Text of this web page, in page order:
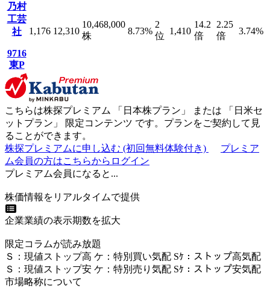
乃村
工芸
社
9716
東P
1,176 12,310
10,468,000
株
8.73%
2
位 1,410
14.2
倍
2.25
倍
3.74%
こちらは株探プレミアム 「 日本株プラン 」 または 「 日米セ
ットプラン 」 限定コンテンツ です。プランをご契約して見
ることができます。
株探プレミアムに申し込む (初回無料体験付き)
プレミア
ム会員の方はこちらからログイン
プレミアム会員になると...
株価情報をリアルタイムで提供
企業業績の表示期数を拡大
限定コラムが読み放題
Ｓ ： 現値ストップ高 ケ ： 特別買い気配 Sｹ ： ストップ高気配
Ｓ ： 現値ストップ安 ケ ： 特別売 り 気配 Sｹ ： ストップ安気配
市場略称について